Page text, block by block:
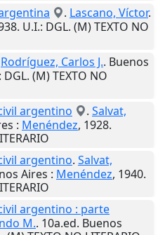
. Lascano, Víctor.
. U.I.: DGL. (M) TEXTO NO
Rodríguez, Carlos J.. Buenos
: DGL. (M) TEXTO NO
argentino
. Salvat,
: Menéndez, 1928.
argentino. Salvat,
Aires : Menéndez, 1940.
argentino : parte
M.. 10a.ed. Buenos